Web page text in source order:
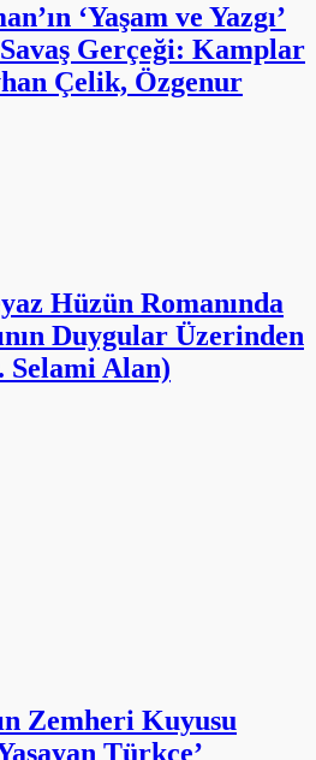
‘Yaşam ve Yazgı’
Gerçeği: Kamplar
Çelik, Özgenur
Hüzün Romanında
Duygular Üzerinden
Selami Alan)